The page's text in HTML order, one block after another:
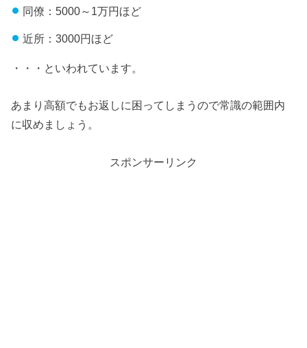
同僚：5000～1万円ほど
近所：3000円ほど
・・・といわれています。
あまり高額でもお返しに困ってしまうので常識の範囲内
に収めましょう。
スポンサーリンク